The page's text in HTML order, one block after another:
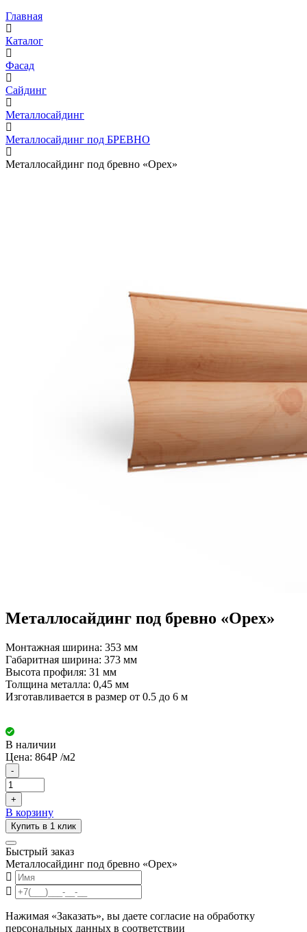
Главная
Каталог
Фасад
Сайдинг
Металлосайдинг
Металлосайдинг под БРЕВНО
Металлосайдинг под бревно «Орех»
Металлосайдинг под бревно «Орех»
Монтажная ширина: 353 мм
Габаритная ширина: 373 мм
Высота профиля: 31 мм
Толщина металла: 0,45 мм
Изготавливается в размер от 0.5 до 6 м
В наличии
Цена: 864Р /м2
-
+
В корзину
Купить в 1 клик
Быстрый заказ
Металлосайдинг под бревно «Орех»
Нажимая «Заказать», вы даете согласие на обработку
персональных данных в соответствии